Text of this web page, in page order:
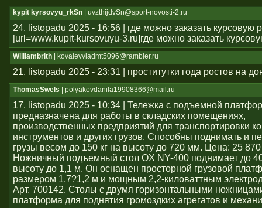
kypit kyrsovyu_rkSn | uvzthijdvSn@sport-novosti-2.ru
24. listopadu 2025 - 16:56 | где можно заказать курсовую
[url=www.kupit-kursovuyu-3.ru]где можно заказать
Williambrith | kovalevvladmt5096@rambler.ru
21. listopadu 2025 - 23:31 | проститутки года ростов на
ThomasSwels | polyakovdanila19908366@mail.ru
17. listopadu 2025 - 10:34 | Тележка с подъемной
предназначена для работы в складских помещениях,
производственных предприятий для транспортировки
инструментов и других грузов. Способны поднимать и
грузы весом до 150 кг на высоту до 720 мм. Цена: 25
Ножничный подъемный стол OX NY-400 поднимает до
высоту до 1,1 м. Он оснащен просторной грузовой
размером 1,7?1,2 м и мощным 2,2-киловаттным
Арт. 700142. Столы с двумя горизонтальными
платформа для поднятия громоздких агрегатов и